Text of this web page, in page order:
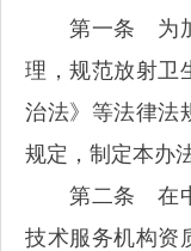
第一条 为加
理，规范放射卫
治法》等法律法
规定，制定本办法
第二条 在中
技术服务机构资